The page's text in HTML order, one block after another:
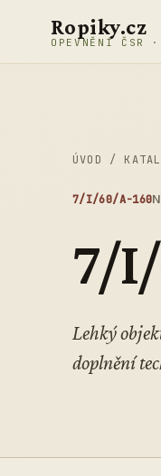
Ropiky.cz
OPEVNĚNÍ ČSR
ÚVOD /
7/I/60/A-160
7/
Lehký
doplnění